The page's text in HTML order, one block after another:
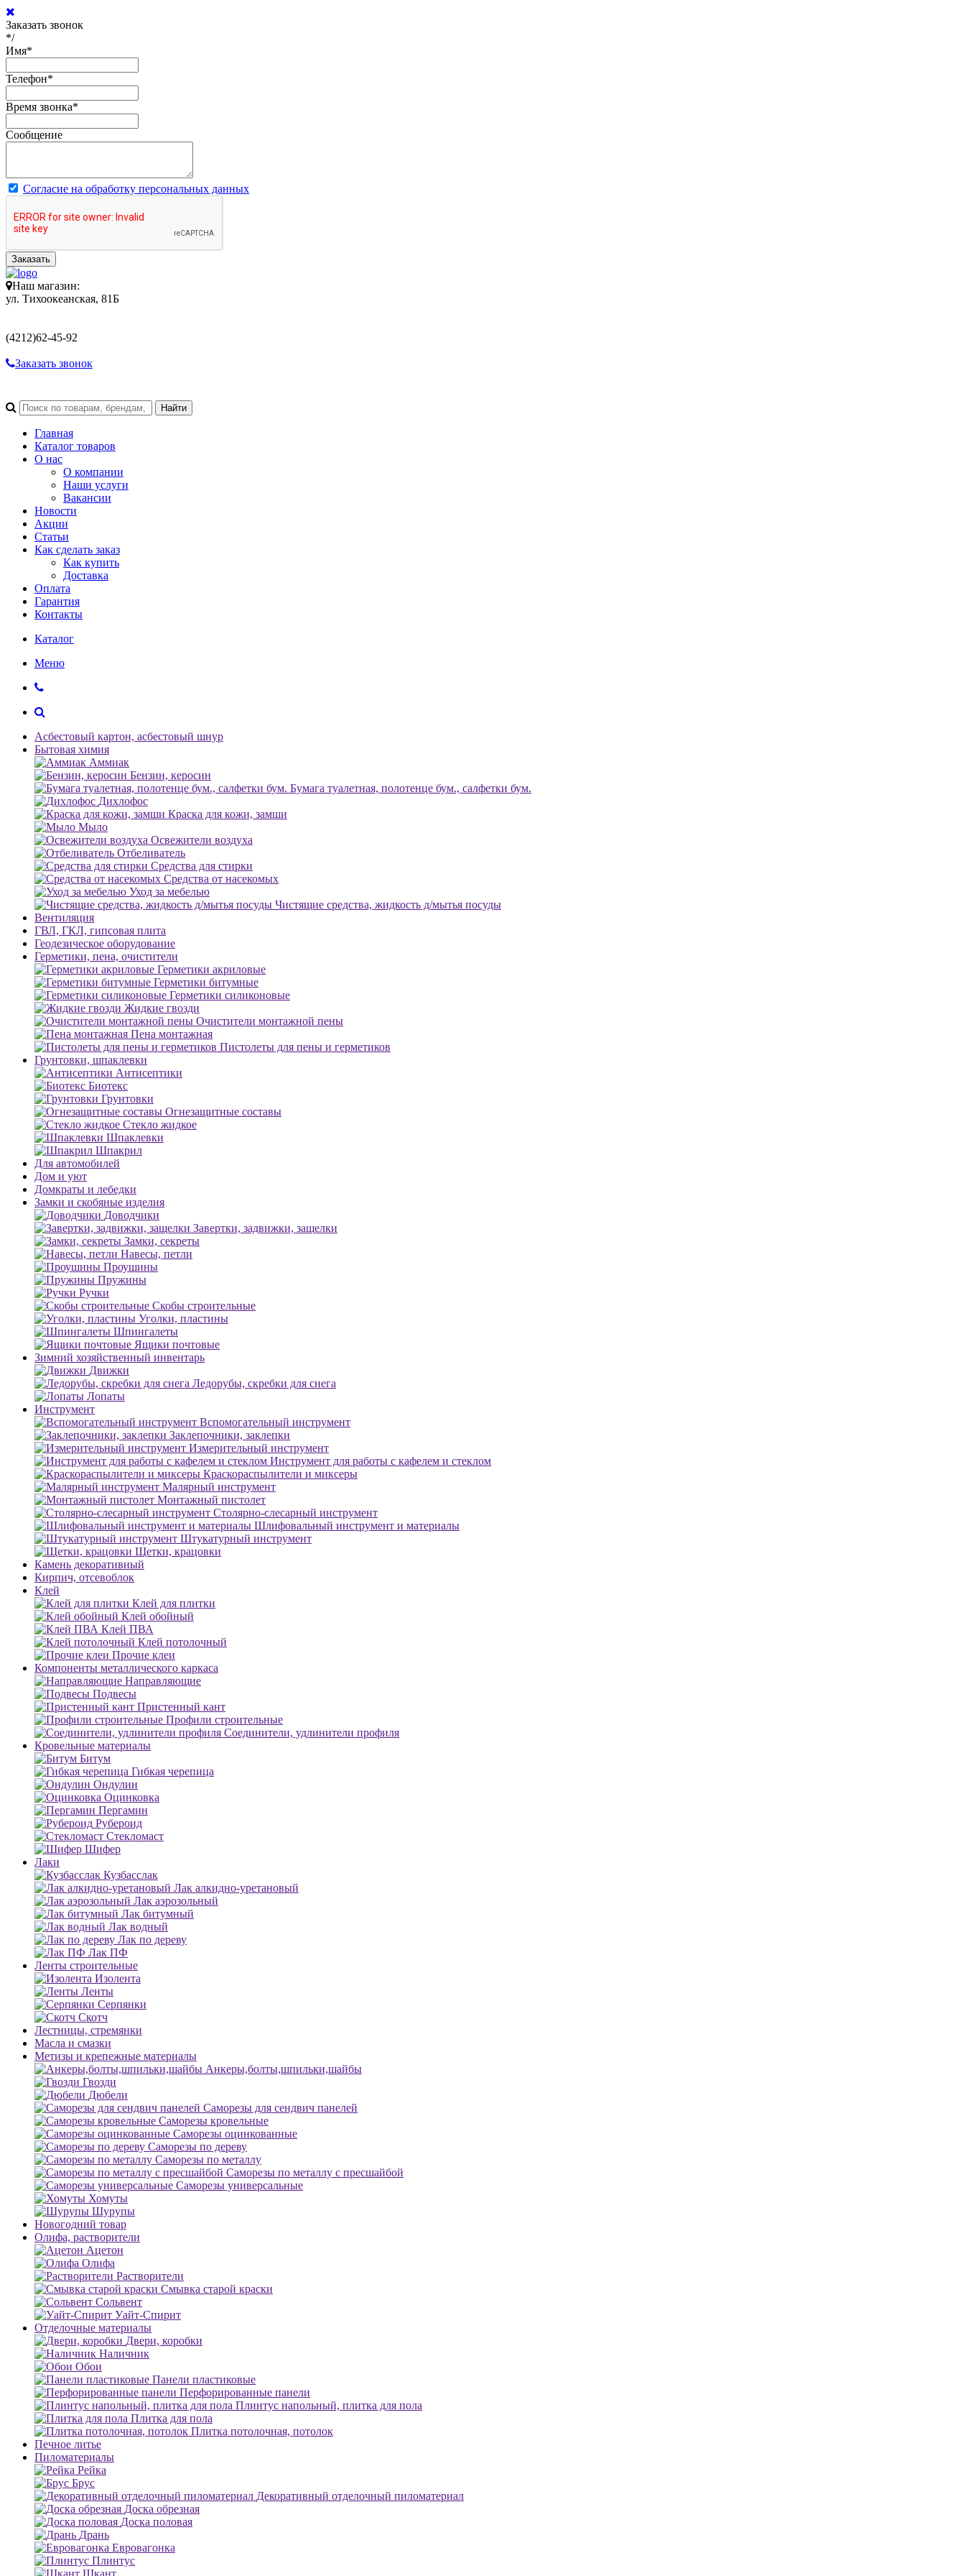
Заказать звонок
*/
Имя*
Телефон*
Время звонка*
Сообщение
Согласие на обработку персональных данных
Заказать
Наш магазин:
ул. Тихоокеанская, 81Б
(4212)62-45-92
Заказать звонок
Главная
Каталог товаров
О нас
О компании
Наши услуги
Вакансии
Новости
Акции
Статьи
Как сделать заказ
Как купить
Доставка
Оплата
Гарантия
Контакты
Каталог
Меню
Асбестовый картон, асбестовый шнур
Бытовая химия
Аммиак
Бензин, керосин
Бумага туалетная, полотенце бум., салфетки бум.
Дихлофос
Краска для кожи, замши
Мыло
Освежители воздуха
Отбеливатель
Средства для стирки
Средства от насекомых
Уход за мебелью
Чистящие средства, жидкость д/мытья посуды
Вентиляция
ГВЛ, ГКЛ, гипсовая плита
Геодезическое оборудование
Герметики, пена, очистители
Герметики акриловые
Герметики битумные
Герметики силиконовые
Жидкие гвозди
Очистители монтажной пены
Пена монтажная
Пистолеты для пены и герметиков
Грунтовки, шпаклевки
Антисептики
Биотекс
Грунтовки
Огнезащитные составы
Стекло жидкое
Шпаклевки
Шпакрил
Для автомобилей
Дом и уют
Домкраты и лебедки
Замки и скобяные изделия
Доводчики
Завертки, задвижки, защелки
Замки, секреты
Навесы, петли
Проушины
Пружины
Ручки
Скобы строительные
Уголки, пластины
Шпингалеты
Ящики почтовые
Зимний хозяйственный инвентарь
Движки
Ледорубы, скребки для снега
Лопаты
Инструмент
Вспомогательный инструмент
Заклепочники, заклепки
Измерительный инструмент
Инструмент для работы с кафелем и стеклом
Краскораспылители и миксеры
Малярный инструмент
Монтажный пистолет
Столярно-слесарный инструмент
Шлифовальный инструмент и материалы
Штукатурный инструмент
Щетки, крацовки
Камень декоративный
Кирпич, отсевоблок
Клей
Клей для плитки
Клей обойный
Клей ПВА
Клей потолочный
Прочие клеи
Компоненты металлического каркаса
Направляющие
Подвесы
Пристенный кант
Профили строительные
Соединители, удлинители профиля
Кровельные материалы
Битум
Гибкая черепица
Ондулин
Оцинковка
Пергамин
Рубероид
Стекломаст
Шифер
Лаки
Кузбасслак
Лак алкидно-уретановый
Лак аэрозольный
Лак битумный
Лак водный
Лак по дереву
Лак ПФ
Ленты строительные
Изолента
Ленты
Серпянки
Скотч
Лестницы, стремянки
Масла и смазки
Метизы и крепежные материалы
Анкеры,болты,шпильки,шайбы
Гвозди
Дюбели
Саморезы для сендвич панелей
Саморезы кровельные
Саморезы оцинкованные
Саморезы по дереву
Саморезы по металлу
Саморезы по металлу с пресшайбой
Саморезы универсальные
Хомуты
Шурупы
Новогодний товар
Олифа, растворители
Ацетон
Олифа
Растворители
Смывка старой краски
Сольвент
Уайт-Спирит
Отделочные материалы
Двери, коробки
Наличник
Обои
Панели пластиковые
Перфорированные панели
Плинтус напольный, плитка для пола
Плитка для пола
Плитка потолочная, потолок
Печное литье
Пиломатериалы
Рейка
Брус
Декоративный отделочный пиломатериал
Доска обрезная
Доска половая
Дрань
Евровагонка
Плинтус
Шкант